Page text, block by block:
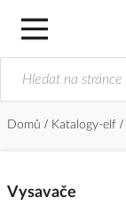
Domů Katalogy-elf
Vysavače